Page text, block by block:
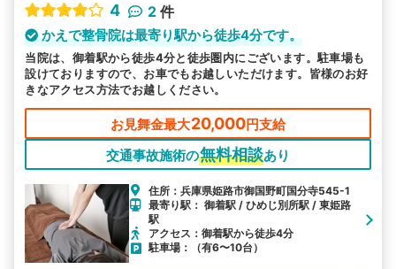
駅から探す 院名から探す
4
2 件
かえで整骨院は最寄り駅から徒歩4分です。
当院は、御着駅から徒歩4分と徒歩圏内にございます。駐車場も
設けておりますので、お車でもお越しいただけます。皆様のお好
きなアクセス方法でお越しください。
お見舞金最大20,000円支給
交通事故施術の無料相談あり
住所：兵庫県姫路市御国野町国分寺545-1
最寄り駅： 御着駅 / ひめじ別所駅 / 東姫路
駅
アクセス：御着駅から徒歩4分
駐車場：（有6〜10台）